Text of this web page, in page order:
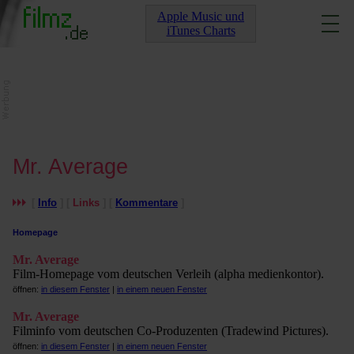
Apple Music und
iTunes Charts
Mr. Average
Info Links Kommentare
Homepage
Mr. Average
Film-Homepage vom deutschen Verleih (alpha medienkontor).
öffnen: in diesem Fenster | in einem neuen Fenster
Mr. Average
Filminfo vom deutschen Co-Produzenten (Tradewind Pictures).
öffnen: in diesem Fenster | in einem neuen Fenster